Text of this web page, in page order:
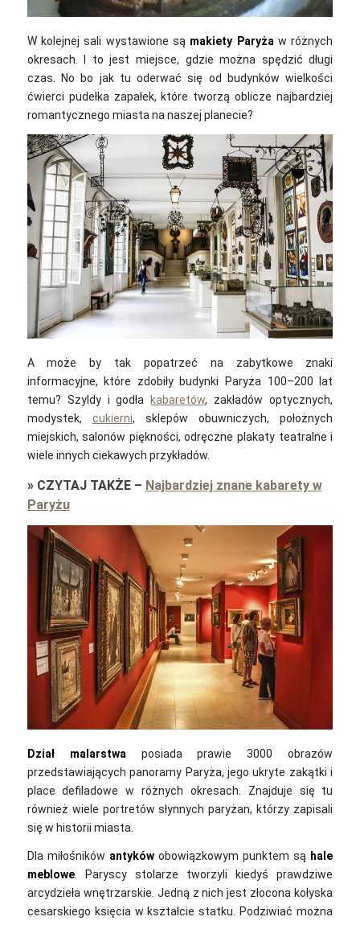
W kolejnej sali wystawione są makiety Paryżaw różnych
okresach. I to jest miejsce, gdzie można spędzić długi
czas. No bo jak tu oderwać się od budynków wielkości
ćwierci pudełka zapałek, które tworzą oblicze najbardziej
romantycznego miasta na naszej planecie?
A może by tak popatrzeć na zabytkowe znaki
informacyjne, które zdobiły budynki Paryża 100–200 lat
temu? Szyldy i godła kabaretów, zakładów optycznych,
modystek, cukierni, sklepów obuwniczych, położnych
miejskich, salonów piękności, odręczne plakaty teatralne i
wiele innych ciekawych przykładów.
» CZYTAJ TAKŻE– Najbardziej znane kabarety w
Paryżu
Dział malarstwa posiada prawie 3000 obrazów
przedstawiających panoramy Paryża, jego ukryte zakątki i
place defiladowe w różnych okresach. Znajduje się tu
również wiele portretów słynnych paryżan, którzy zapisali
się w historii miasta.
Dla miłośników antykówobowiązkowym punktem są hale
meblowe. Paryscy stolarze tworzyli kiedyś prawdziwe
arcydzieła wnętrzarskie. Jedną z nich jest złocona kołyska
cesarskiego księcia w kształcie statku. Podziwiać można